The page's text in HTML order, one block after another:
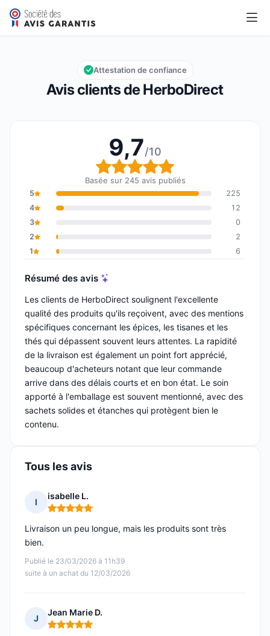
HerboDirect
Note globale : 9,7 sur 10
9,7/10
Avis clients de HerboDirect
Attestation de confiance
9,7/10
Note globale : 9,7 sur
Basée sur 245 avis publiés
5
225
4
12
3
0
2
2
1
6
Résumé des avis
Les clients de HerboDirect soulignent l'excellente
qualité des produits qu'ils reçoivent, avec des mentions
spécifiques concernant les épices, les tisanes et les
thés qui dépassent souvent leurs attentes. La rapidité
de la livraison est également un point fort apprécié,
beaucoup d'acheteurs notant que leur commande
arrive dans des délais courts et en bon état. Le soin
apporté à l'emballage est souvent mentionné, avec des
sachets solides et étanches qui protègent bien le
contenu.
Tous les avis
I
isabelle L.
Note : 5 sur 5
Publié le 23/03/2026 à 11h39
suite à un achat du 12/03/2026
Livraison un peu longue, mais les produits sont très
bien.
J
Jean Marie D.
Note : 5 sur 5